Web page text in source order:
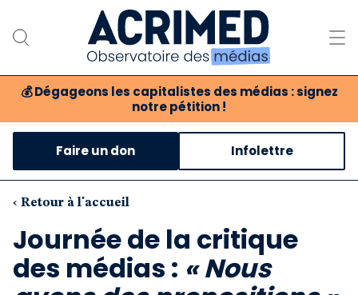
💰 Dégageons les capitalistes des médias : signez
notre pétition !
Notre association
Notre critique des médias
Nos propositions
Notre revue
Boutique
Faire un don Infolettre
‹ Retour à l'accueil
Journée de la critique
des médias : « Nous